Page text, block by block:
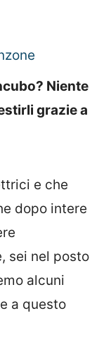
Niente
grazie a
e che
dopo intere
sei nel posto
alcuni
a questo